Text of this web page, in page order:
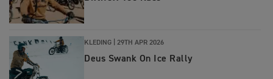
KLEDING | 29TH APR 2026
Deus Swank On Ice Rally